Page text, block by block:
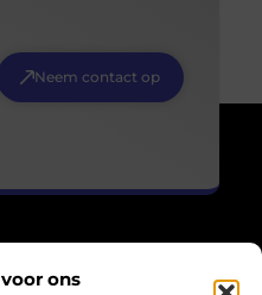
ons
Neem contact op